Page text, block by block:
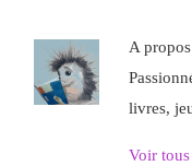
A
livres,
Voir